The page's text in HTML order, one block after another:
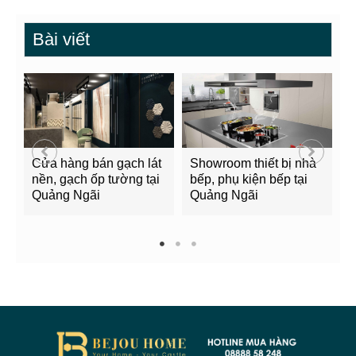
Bài viết
Cửa hàng bán gạch lát
nền, gạch ốp tường tại
Quảng Ngãi
Showroom thiết bị nhà
bếp, phụ kiện bếp tại
Quảng Ngãi
1 2 3